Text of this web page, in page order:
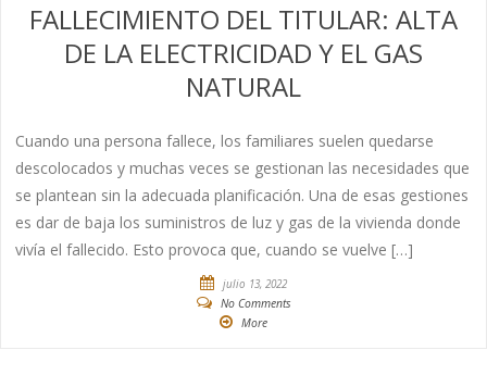
FALLECIMIENTO DEL TITULAR: ALTA
DE LA ELECTRICIDAD Y EL GAS
NATURAL
Cuando una persona fallece, los familiares suelen quedarse
descolocados y muchas veces se gestionan las necesidades que
se plantean sin la adecuada planificación. Una de esas gestiones
es dar de baja los suministros de luz y gas de la vivienda donde
vivía el fallecido. Esto provoca que, cuando se vuelve […]
julio 13, 2022
No Comments
More